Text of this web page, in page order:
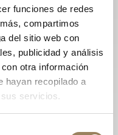
funciones de redes
compartimos
del sitio web con
publicidad y análisis
otra información
hayan recopilado a
servicios.